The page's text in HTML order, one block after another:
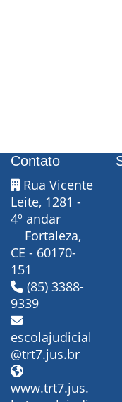
Contato
Rua Vicente
Leite, 1281 -
4º andar
Fortaleza,
CE - 60170-
151
(85) 3388-
9339
escolajudicial
@trt7.jus.br
www.trt7.jus.